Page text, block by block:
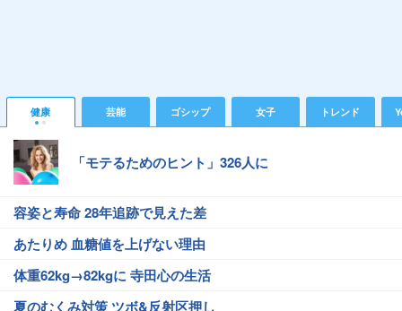
健康 芸能 ゴシップ 女子 トレンド
「モテるためのヒント」326人に
容姿と寿命 28年追跡で見えた差
あたりめ 血糖値を上げない理由
体重62kg→82kgに 寺田心の生活
夏のむくみ対策 ツボ&反射区押し